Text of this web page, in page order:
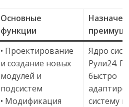
Основные
функции
• Проектирование
и создание новых
модулей и
подсистем
• Модификация
Ядро
Рули24.
быстро
систему